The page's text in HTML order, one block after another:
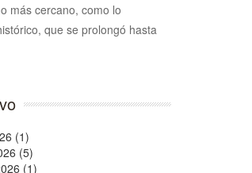
más cercano, como lo
que se prolongó hasta
(1)
(5)
(1)